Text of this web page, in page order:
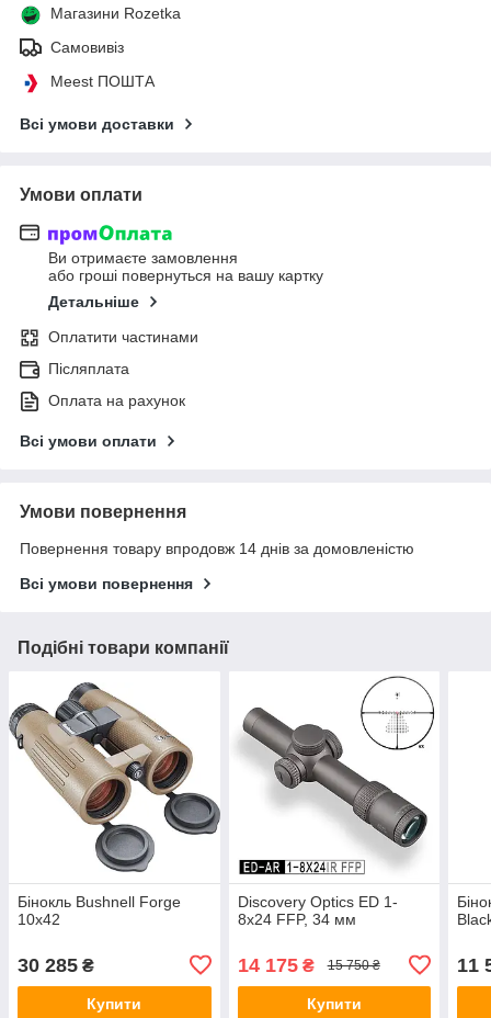
Магазини Rozetka
Самовивіз
Meest ПОШТА
Всі умови доставки
Умови оплати
Ви отримаєте замовлення
або гроші повернуться на вашу картку
Детальніше
Оплатити частинами
Післяплата
Оплата на рахунок
Всі умови оплати
Умови повернення
Повернення товару впродовж 14 днів за домовленістю
Всі умови повернення
Подібні товари компанії
Бінокль Bushnell Forge
10x42
30 285 ₴
Купити
Discovery Optics ED 1-
8x24 FFP, 34 мм
14 175₴ 15 750 ₴
Купити
11